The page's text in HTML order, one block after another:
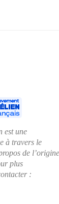
est une
à travers le
de l’origine
plus
: